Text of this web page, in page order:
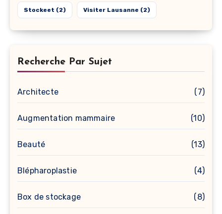
Stockeet (2) Visiter Lausanne (2)
Recherche Par Sujet
Architecte (7)
Augmentation mammaire (10)
Beauté (13)
Blépharoplastie (4)
Box de stockage (8)